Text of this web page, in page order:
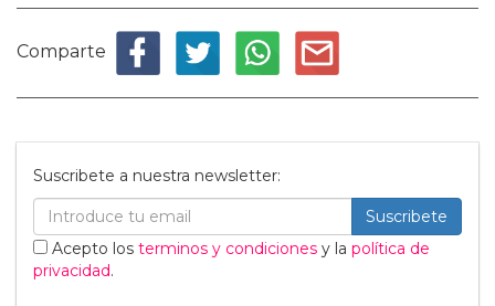
Comparte
Suscribete a nuestra newsletter:
Suscribete
Acepto los terminos y condiciones y la política de
privacidad.